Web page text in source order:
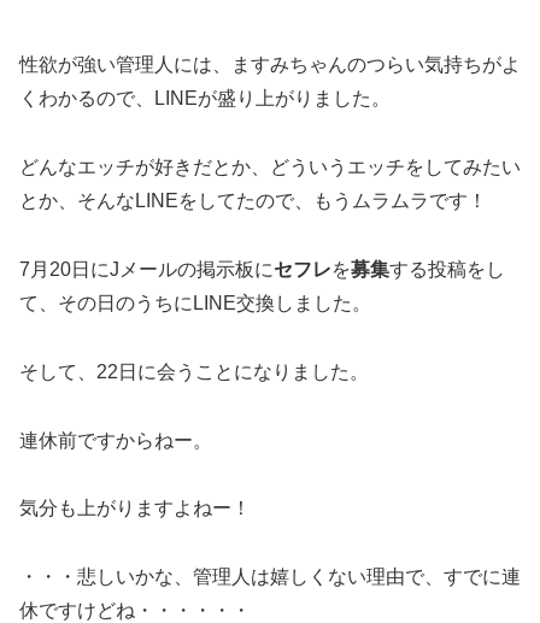
性欲が強い管理人には、ますみちゃんのつらい気持ちがよ
くわかるので、LINEが盛り上がりました。
どんなエッチが好きだとか、どういうエッチをしてみたい
とか、そんなLINEをしてたので、もうムラムラです！
7月20日にJメールの掲示板にセフレを募集する投稿をし
て、その日のうちにLINE交換しました。
そして、22日に会うことになりました。
連休前ですからねー。
気分も上がりますよねー！
・・・悲しいかな、管理人は嬉しくない理由で、すでに連
休ですけどね・・・・・・